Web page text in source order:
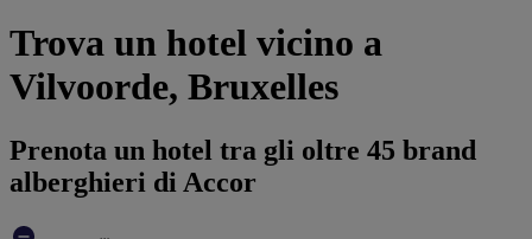
Trova un hotel vicino a
Vilvoorde, Bruxelles
Prenota un hotel tra gli oltre 45 brand
alberghieri di Accor